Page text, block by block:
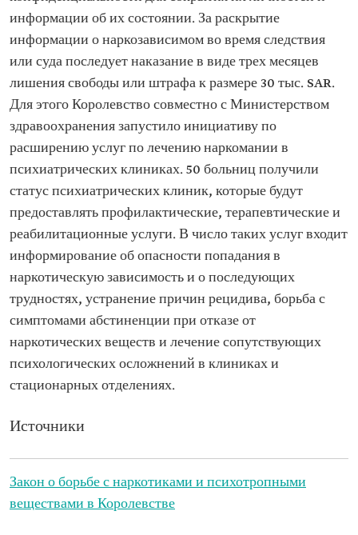
информации об их состоянии. За раскрытие
информации о наркозависимом во время следствия
или суда последует наказание в виде трех месяцев
лишения свободы или штрафа к размере 30 тыс. SAR.
Для этого Королевство совместно с Министерством
здравоохранения запустило инициативу по
расширению услуг по лечению наркомании в
психиатрических клиниках. 50 больниц получили
статус психиатрических клиник, которые будут
предоставлять профилактические, терапевтические и
реабилитационные услуги. В число таких услуг входит
информирование об опасности попадания в
наркотическую зависимость и о последующих
трудностях, устранение причин рецидива, борьба с
симптомами абстиненции при отказе от
наркотических веществ и лечение сопутствующих
психологических осложнений в клиниках и
стационарных отделениях.
Источники
Закон о борьбе с наркотиками и психотропными
веществами в Королевстве